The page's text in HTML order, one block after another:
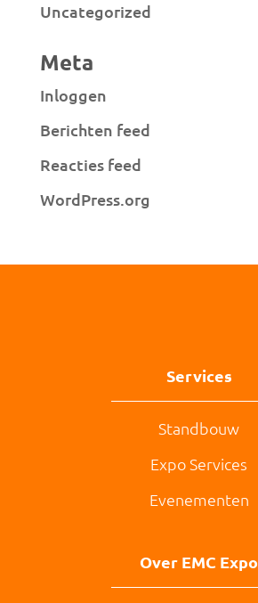
Uncategorized
Meta
Inloggen
Berichten feed
Reacties feed
WordPress.org
Services
Standbouw
Expo Services
Evenementen
Over EMC Expo